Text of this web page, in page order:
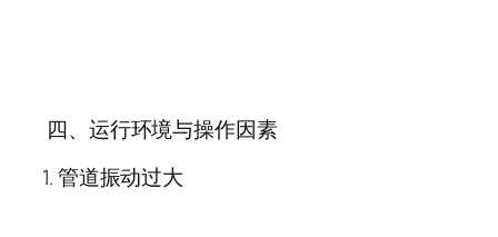
四、运行环境与操作因素
1.管道振动过大